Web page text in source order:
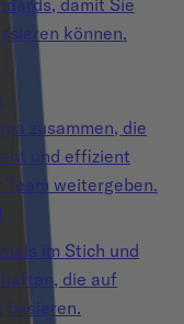
damit Sie
können.
zusammen, die
und effizient
weitergeben.
im Stich und
die auf
basieren.